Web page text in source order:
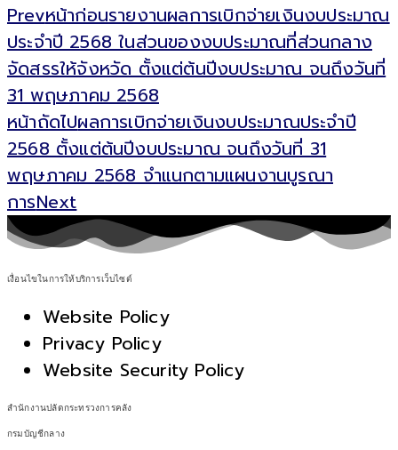
Prevหน้าก่อนรายงานผลการเบิกจ่ายเงินงบประมาณ
ประจำปี 2568 ในส่วนของงบประมาณที่ส่วนกลาง
จัดสรรให้จังหวัด ตั้งแต่ต้นปีงบประมาณ จนถึงวันที่
31 พฤษภาคม 2568
หน้าถัดไปผลการเบิกจ่ายเงินงบประมาณประจำปี
2568 ตั้งแต่ต้นปีงบประมาณ จนถึงวันที่ 31
พฤษภาคม 2568 จำแนกตามแผนงานบูรณา
การNext
เงื่อนไขในการให้บริการเว็บไซต์
Website Policy
Privacy Policy
Website Security Policy
สำนักงานปลัดกระทรวงการคลัง
กรมบัญชีกลาง